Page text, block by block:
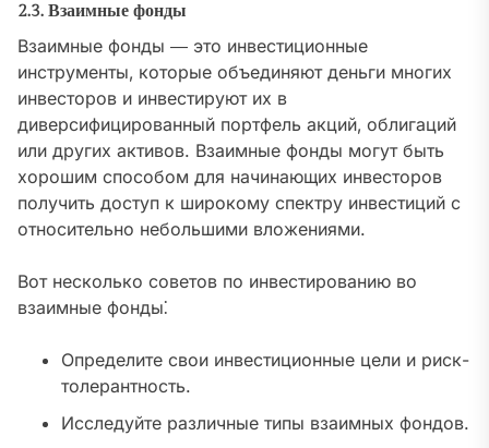
2.3. Взаимные фонды
Взаимные фонды ― это инвестиционные
инструменты‚ которые объединяют деньги многих
инвесторов и инвестируют их в
диверсифицированный портфель акций‚ облигаций
или других активов. Взаимные фонды могут быть
хорошим способом для начинающих инвесторов
получить доступ к широкому спектру инвестиций с
относительно небольшими вложениями.
Вот несколько советов по инвестированию во
взаимные фонды⁚
Определите свои инвестиционные цели и риск-
толерантность.
Исследуйте различные типы взаимных фондов.